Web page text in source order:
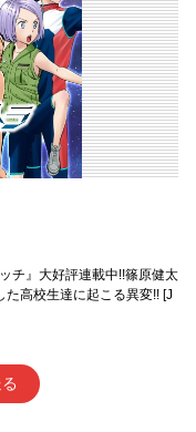
チ』大好評連載中!!篠原健太
高校生達に起こる異変!! [J